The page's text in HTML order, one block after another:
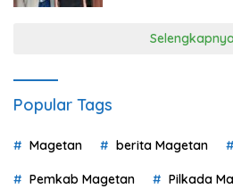
Selengkapnya
Popular Tags
Magetan berita Magetan
Pemkab Magetan Pilkada